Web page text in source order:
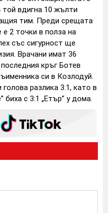
той вдигна 10 жълти
тим. Преди срещата
2 точки в полза на
със сигурност ще
Врачани имат 36
кръг Ботев
си в Козлодуй.
разлика 3:1, като в
биха с 3:1 „Етър” у дома.